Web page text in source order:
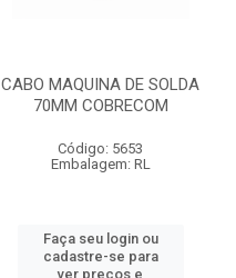
CABO MAQUINA DE SOLDA
70MM COBRECOM
Código: 5653
Embalagem: RL
Faça seu login ou
cadastre-se para
ver preços e